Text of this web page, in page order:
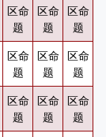
区命
题
区命
题
区命
题
区命
题
区命
题
区命
题
区命
题
区命
题
区命
题